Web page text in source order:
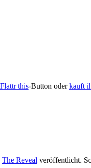
-Button oderkauft
The Reveal veröffentlicht.